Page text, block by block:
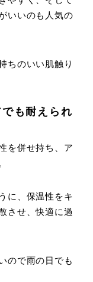
いいのも人気の
ちのいい肌触り
も耐えられ
を併せ持ち、ア
に、保温性をキ
させ、快適に過
ので雨の日でも